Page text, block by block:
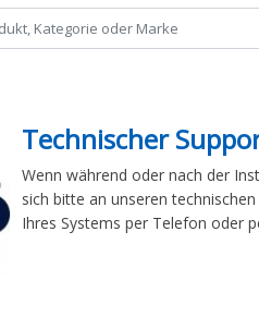
Technischer
Wenn während oder nach der
sich bitte an unseren
Ihres Systems per Telefon oder